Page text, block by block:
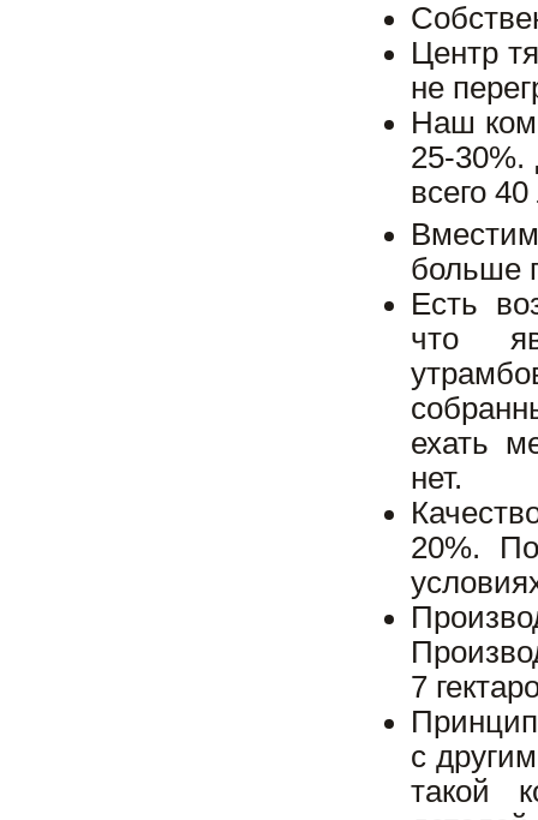
Центр
не
Наш
25-30%.
всего
больше
Есть
что
ехать
нет.
20%.
7
с
такой